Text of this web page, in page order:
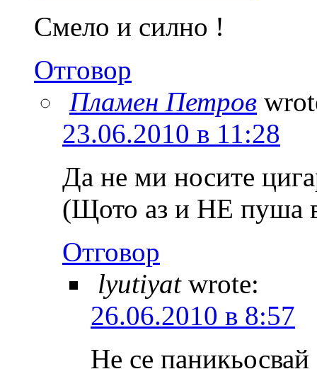
Смело и силно !
Отговор
Пламен Петров
23.06.2010 в 11:28
Да не ми носите
(Щото аз и НЕ пуша
Отговор
lyutiyat wrote:
26.06.2010 в 8:57
Не се